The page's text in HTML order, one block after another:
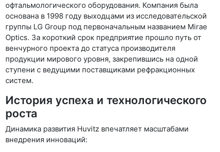
офтальмологического оборудования. Компания была
основана в 1998 году выходцами из исследовательской
группы LG Group под первоначальным названием Mirae
Optics. За короткий срок предприятие прошло путь от
венчурного проекта до статуса производителя
продукции мирового уровня, закрепившись на одной
ступени с ведущими поставщиками рефракционных
систем.
История успеха и технологического
роста
Динамика развития Huvitz впечатляет масштабами
внедрения инноваций: